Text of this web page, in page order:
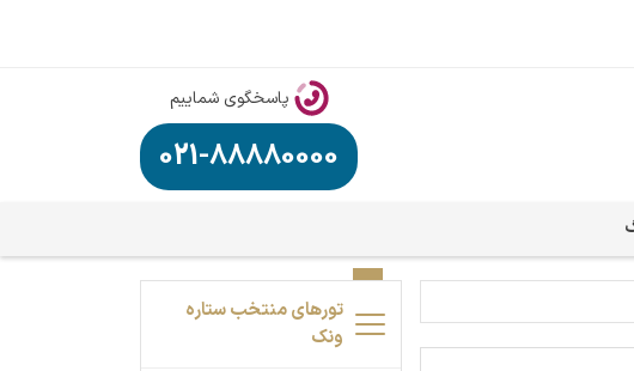
پاسخگوی شماییم
021-88880000
تورهای منتخب ستاره
ونک